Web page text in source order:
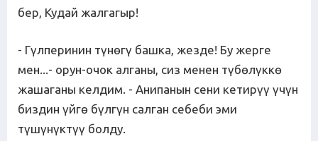
бер, Кудай жалгагыр!
- Гүлперинин түнөгү башка, жезде! Бу жерге
мен...- орун-очок алганы, сиз менен түбөлүккө
жашаганы келдим. - Анипанын сени кетирүү үчүн
биздин үйгө бүлгүн салган себеби эми
түшүнүктүү болду.